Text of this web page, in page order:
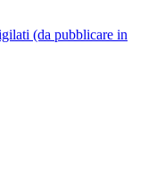
(da pubblicare in